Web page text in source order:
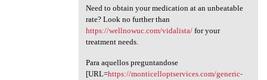
Need to obtain your medication at an unbeatable
rate? Look no further than
https://wellnowuc.com/vidalista/for your
treatment needs.
Para aquellos preguntandose
[URL=https://monticelloptservices.com/generic-